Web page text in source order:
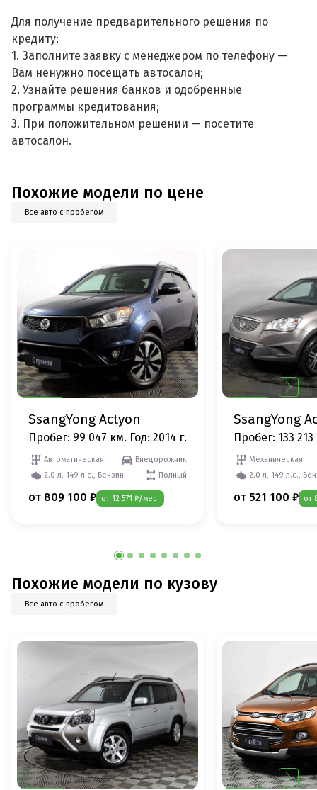
Для получение предварительного решения по
кредиту:
1. Заполните заявку с менеджером по телефону —
Вам ненужно посещать автосалон;
2. Узнайте решения банков и одобренные
программы кредитования;
3. При положительном решении — посетите
автосалон.
Похожие модели по цене
Все авто с пробегом
SsangYong Actyon
Пробег: 99 047 км. Год: 2014 г.
Автоматическая
Внедорожник
2.0 л, 149 л.с., Бензин
Полный
от 809 100 ₽ от 12 571 ₽/мес.
SsangYong
Пробег: 133
Механическая
2.0 л, 149 л.с.,
от 521 100 ₽ от
Похожие модели по кузову
Все авто с пробегом